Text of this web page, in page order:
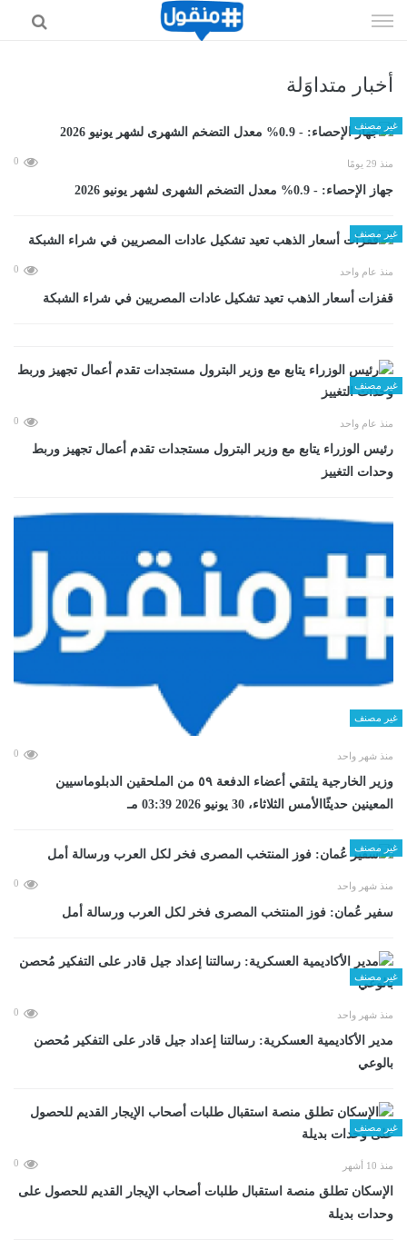
الى
أخبار متداوَلة
غير مصنف
منذ 29 يومًا 0
جهاز الإحصاء: - 0.9% معدل التضخم الشهرى لشهر يونيو 2026
غير مصنف
منذ عام واحد 0
قفزات أسعار الذهب تعيد تشكيل عادات المصريين في شراء الشبكة
غير مصنف
منذ عام واحد 0
رئيس الوزراء يتابع مع وزير البترول مستجدات تقدم أعمال تجهيز وربط
وحدات التغييز
غير مصنف
منذ شهر واحد 0
وزير الخارجية يلتقي أعضاء الدفعة ٥٩ من الملحقين الدبلوماسيين
المعينين حديثًاالأمس الثلاثاء، 30 يونيو 2026 03:39 مـ
غير مصنف
منذ شهر واحد 0
سفير عُمان: فوز المنتخب المصرى فخر لكل العرب ورسالة أمل
غير مصنف
منذ شهر واحد 0
مدير الأكاديمية العسكرية: رسالتنا إعداد جيل قادر على التفكير مُحصن
بالوعي
غير مصنف
منذ 10 أشهر 0
الإسكان تطلق منصة استقبال طلبات أصحاب الإيجار القديم للحصول على
وحدات بديلة